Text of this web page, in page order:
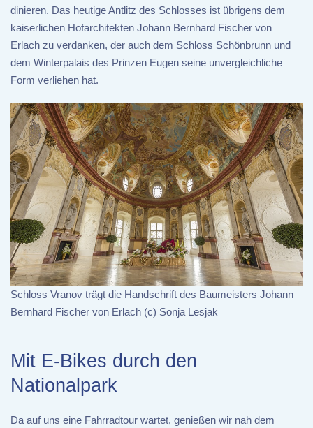
dinieren. Das heutige Antlitz des Schlosses ist übrigens dem
kaiserlichen Hofarchitekten Johann Bernhard Fischer von
Erlach zu verdanken, der auch dem Schloss Schönbrunn und
dem Winterpalais des Prinzen Eugen seine unvergleichliche
Form verliehen hat.
Schloss Vranov trägt die Handschrift des Baumeisters Johann
Bernhard Fischer von Erlach (c) Sonja Lesjak
Mit E-Bikes durch den
Nationalpark
Da auf uns eine Fahrradtour wartet, genießen wir nah dem